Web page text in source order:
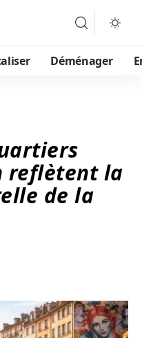
Déménager
reflètent la
de la